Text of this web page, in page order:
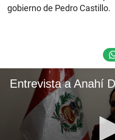
gobierno de Pedro Castillo.